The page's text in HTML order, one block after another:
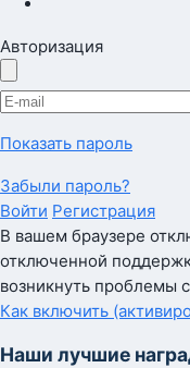
Авторизация
Показать пароль
Забыли пароль?
Войти Регистрация
В вашем браузере
отключенной
возникнуть проблемы
Как включить
Наши лучшие